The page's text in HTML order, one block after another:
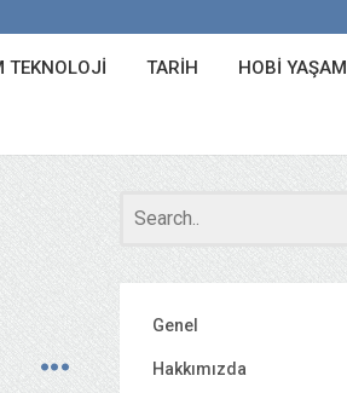
TEKNOLOJI TARIH HOBI YAŞAM
Genel
Hakkımızda